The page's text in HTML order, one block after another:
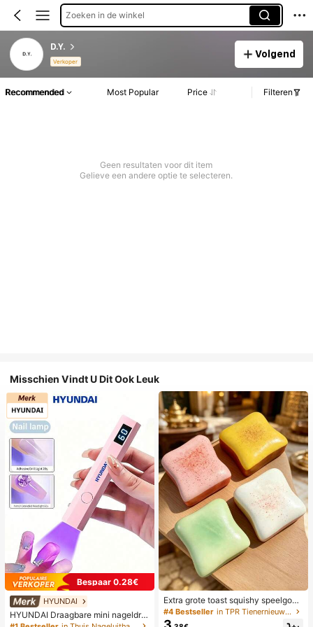
Zoeken in de winkel
D.Y.
Verkoper
Volgend
Recommended Most Popular Price Filteren
Geen resultaten voor dit item
Gelieve een andere optie te selecteren.
Misschien Vindt U Dit Ook Leuk
Bespaar 0.28€
HYUNDAI
HYUNDAI Draagbare mini nageldro
ger, oplaadbare handlamp UV/LED
Extra grote toast squishy speelgoe
d, superzachte boter toast stressve
rlichtend knijpspeelgoed, verkrijgba
#4 Bestseller in TPR Tienernieuwigheid en grappenspeelgoed